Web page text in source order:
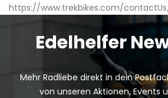
https://www.trekbikes.com/
Edelhelfer
Mehr Radliebe direkt in dein
von unseren Aktionen, Events